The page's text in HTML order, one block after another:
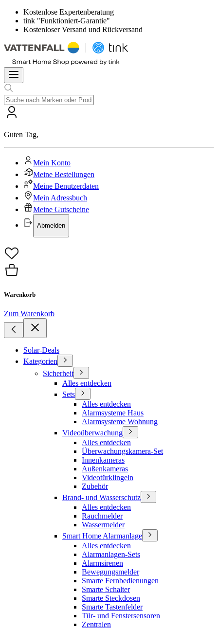
Kostenlose Expertenberatung
tink "Funktioniert-Garantie"
Kostenloser Versand und Rückversand
Guten Tag,
Mein Konto
Meine Bestellungen
Meine Benutzerdaten
Mein Adressbuch
Meine Gutscheine
Abmelden
Warenkorb
Zum Warenkorb
Solar-Deals
Kategorien
Sicherheit
Alles entdecken
Sets
Alles entdecken
Alarmsysteme Haus
Alarmsysteme Wohnung
Videoüberwachung
Alles entdecken
Überwachungskamera-Set
Innenkameras
Außenkameras
Videotürklingeln
Zubehör
Brand- und Wasserschutz
Alles entdecken
Rauchmelder
Wassermelder
Smart Home Alarmanlage
Alles entdecken
Alarmanlagen-Sets
Alarmsirenen
Bewegungsmelder
Smarte Fernbedienungen
Smarte Schalter
Smarte Steckdosen
Smarte Tastenfelder
Tür- und Fenstersensoren
Zentralen